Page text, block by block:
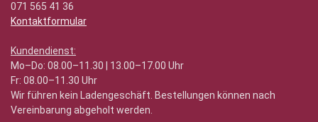
071 565 41 36
Kontaktformular
Kundendienst:
Mo–Do: 08.00–11.30 | 13.00–17.00 Uhr
Fr: 08.00–11.30 Uhr
Wir führen kein Ladengeschäft. Bestellungen können nach
Vereinbarung abgeholt werden.